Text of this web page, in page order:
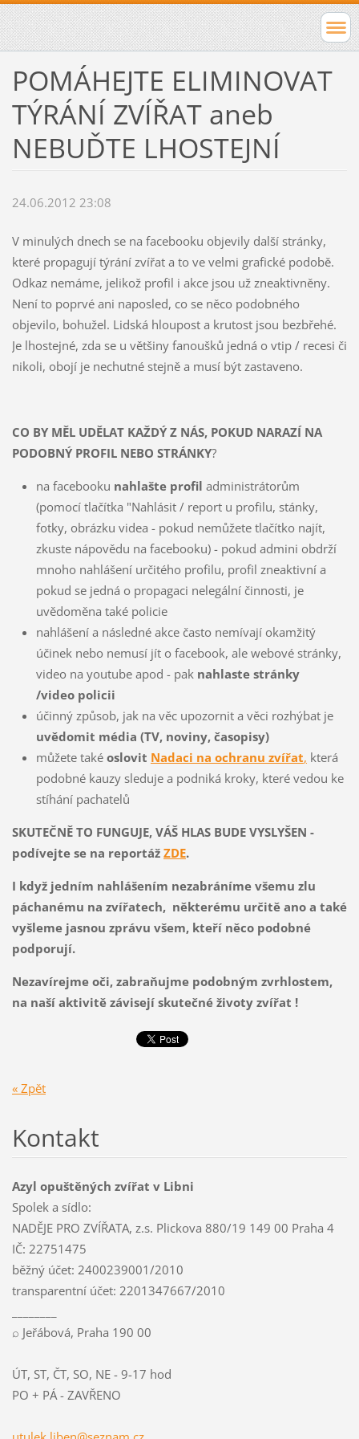
POMÁHEJTE ELIMINOVAT
TÝRÁNÍ ZVÍŘAT aneb
NEBUĎTE LHOSTEJNÍ
24.06.2012 23:08
V minulých dnech se na facebooku objevily další stránky,
které propagují týrání zvířat a to ve velmi grafické podobě.
Odkaz nemáme, jelikož profil i akce jsou už zneaktivněny.
Není to poprvé ani naposled, co se něco podobného
objevilo, bohužel. Lidská hloupost a krutost jsou bezbřehé.
Je lhostejné, zda se u většiny fanoušků jedná o vtip / recesi či
nikoli, obojí je nechutné stejně a musí být zastaveno.
CO BY MĚL UDĚLAT KAŽDÝ Z NÁS, POKUD NARAZÍ NA
PODOBNÝ PROFIL NEBO STRÁNKY?
na facebooku nahlašte profil administrátorům
(pomocí tlačítka "Nahlásit / report u profilu, stánky,
fotky, obrázku videa - pokud nemůžete tlačítko najít,
zkuste nápovědu na facebooku) - pokud admini obdrží
mnoho nahlášení určitého profilu, profil zneaktivní a
pokud se jedná o propagaci nelegální činnosti, je
uvědoměna také policie
nahlášení a následné akce často nemívají okamžitý
účinek nebo nemusí jít o facebook, ale webové stránky,
video na youtube apod - pak nahlaste stránky
/video policii
účinný způsob, jak na věc upozornit a věci rozhýbat je
uvědomit média (TV, noviny, časopisy)
můžete takéoslovit Nadaci na ochranu zvířat, která
podobné kauzy sleduje a podniká kroky, které vedou ke
stíhání pachatelů
SKUTEČNĚ TO FUNGUJE, VÁŠ HLAS BUDE VYSLYŠEN -
podívejte se na reportáž ZDE.
I když jedním nahlášením nezabráníme všemu zlu
páchanému na zvířatech, některému určitě ano a také
vyšleme jasnou zprávu všem, kteří něco podobné
podporují.
Nezavírejme oči, zabraňujme podobným zvrhlostem,
na naší aktivitě závisejí skutečné životy zvířat !
« Zpět
Kontakt
Azyl opuštěných zvířat v Libni
Spolek a sídlo:
NADĚJE PRO ZVÍŘATA, z.s. Plickova 880/19 149 00 Praha 4
IČ: 22751475
běžný účet: 2400239001/2010
transparentní účet: 2201347667/2010
⌕ Jeřábová, Praha 190 00
ÚT, ST, ČT, SO, NE - 9-17 hod
PO + PÁ - ZAVŘENO